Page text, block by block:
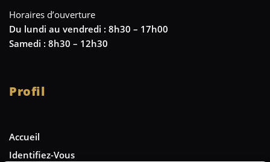
Horaires d’ouverture
Du lundi au vendredi : 8h30 – 17h00
Samedi : 8h30 – 12h30
Profil
Accueil
Identifiez-Vous